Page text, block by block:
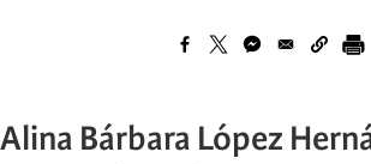
Alina Bárbara López